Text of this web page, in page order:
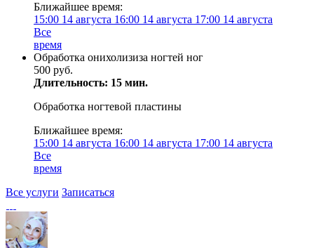
Ближайшее время:
15:00 14 августа 16:00 14 августа 17:00 14 августа
Все
время
Обработка онихолизиза ногтей ног
500 руб.
Длительность: 15 мин.
Обработка ногтевой пластины
Ближайшее время:
15:00 14 августа 16:00 14 августа 17:00 14 августа
Все
время
Все услуги Записаться